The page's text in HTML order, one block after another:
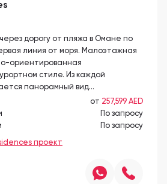
дорогу от пляжа в Омане по
линия от моря. Малоэтажная
ориентированная
стиле. Из каждой
панорамный вид…
от 257,599 AED
По запросу
По запросу
проект